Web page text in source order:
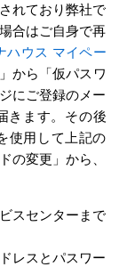
れており弊社で
合はご自身で再
ハウス マイペー
から「仮パスワ
にご登録のメー
きます。その後
使用して上記の
の変更」から、
スセンターまで
レスとパスワー